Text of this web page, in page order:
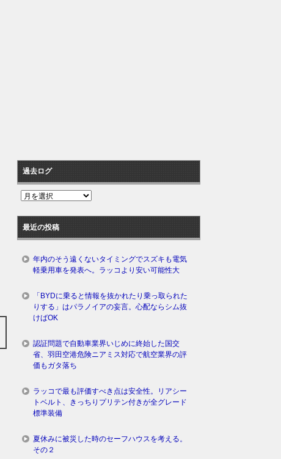
過去ログ
過
ロ
グ
最近の投稿
年内のそう遠くないタイミングでスズキも電気
軽乗用車を発表へ。ラッコより安い可能性大
「BYDに乗ると情報を抜かれたり乗っ取られた
りする」はパラノイアの妄言。心配ならシム抜
けばOK
認証問題で自動車業界いじめに終始した国交
省、羽田空港危険ニアミス対応で航空業界の評
価もガタ落ち
ラッコで最も評価すべき点は安全性。リアシー
トベルト、きっちりプリテン付きが全グレード
標準装備
夏休みに被災した時のセーフハウスを考える。
その２